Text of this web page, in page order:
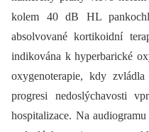
kolem 40 dB HL
absolvované kortikoidní
indikována k hyperbarické
oxygenoterapie, kdy
progresi nedoslýchavosti
hospitalizace. Na